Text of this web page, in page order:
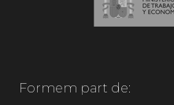
Formem part de: